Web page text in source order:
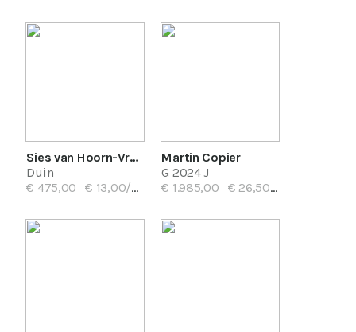
Sies van Hoorn-Vrasdonk
Duin
€ 475,00
€ 13,00/mnd
Martin Copier
G 2024 J
€ 1.985,00
€ 26,50/mnd